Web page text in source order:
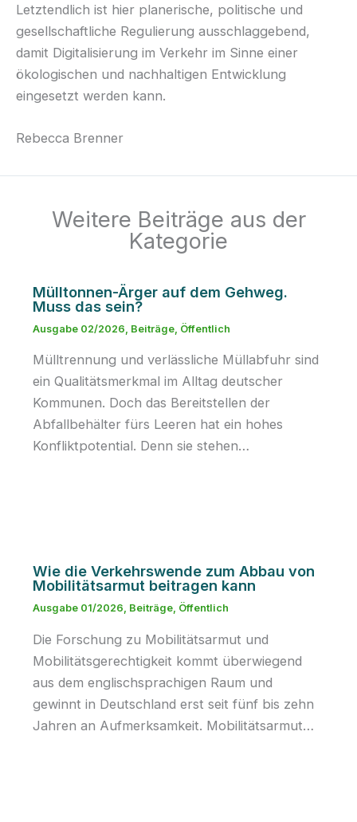
Letztendlich ist hier planerische, politische und
gesellschaftliche Regulierung ausschlaggebend,
damit Digitalisierung im Verkehr im Sinne einer
ökologischen und nachhaltigen Entwicklung
eingesetzt werden kann.
Rebecca Brenner
Weitere Beiträge aus der
Kategorie
Mülltonnen-Ärger auf dem Gehweg.
Muss das sein?
Ausgabe 02/2026 Beiträge Öffentlich
Mülltrennung und verlässliche Müllabfuhr sind
ein Qualitätsmerkmal im Alltag deutscher
Kommunen. Doch das Bereitstellen der
Abfallbehälter fürs Leeren hat ein hohes
Konfliktpotential. Denn sie stehen…
Wie die Verkehrswende zum Abbau von
Mobilitätsarmut beitragen kann
Ausgabe 01/2026, Beiträge, Öffentlich
Die Forschung zu Mobilitätsarmut und
Mobilitätsgerechtigkeit kommt überwiegend
aus dem englischsprachigen Raum und
gewinnt in Deutschland erst seit fünf bis zehn
Jahren an Aufmerksamkeit. Mobilitätsarmut…